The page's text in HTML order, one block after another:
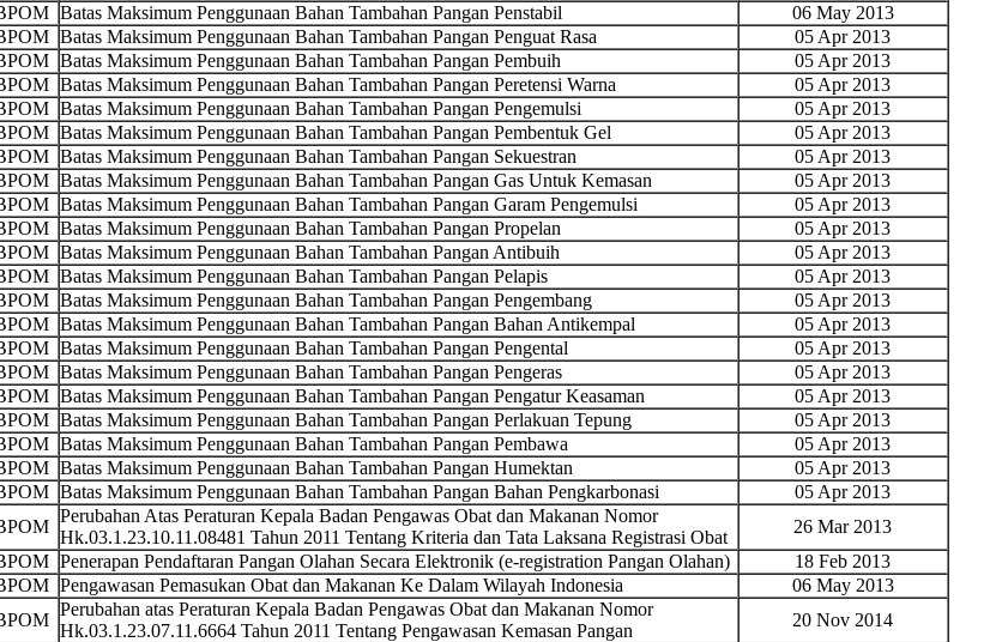
Batas Maksimum Penggunaan Bahan Tambahan Pangan Penstabil
06 May 2013
Batas Maksimum Penggunaan Bahan Tambahan Pangan Penguat Rasa
05 Apr 2013
Batas Maksimum Penggunaan Bahan Tambahan Pangan Pembuih
05 Apr 2013
Batas Maksimum Penggunaan Bahan Tambahan Pangan Peretensi Warna
05 Apr 2013
Batas Maksimum Penggunaan Bahan Tambahan Pangan Pengemulsi
05 Apr 2013
Batas Maksimum Penggunaan Bahan Tambahan Pangan Pembentuk Gel
05 Apr 2013
Batas Maksimum Penggunaan Bahan Tambahan Pangan Sekuestran
05 Apr 2013
Batas Maksimum Penggunaan Bahan Tambahan Pangan Gas Untuk Kemasan
05 Apr 2013
Batas Maksimum Penggunaan Bahan Tambahan Pangan Garam Pengemulsi
05 Apr 2013
Batas Maksimum Penggunaan Bahan Tambahan Pangan Propelan
05 Apr 2013
Batas Maksimum Penggunaan Bahan Tambahan Pangan Antibuih
05 Apr 2013
Batas Maksimum Penggunaan Bahan Tambahan Pangan Pelapis
05 Apr 2013
Batas Maksimum Penggunaan Bahan Tambahan Pangan Pengembang
05 Apr 2013
Batas Maksimum Penggunaan Bahan Tambahan Pangan Bahan Antikempal
05 Apr 2013
Batas Maksimum Penggunaan Bahan Tambahan Pangan Pengental
05 Apr 2013
Batas Maksimum Penggunaan Bahan Tambahan Pangan Pengeras
05 Apr 2013
Batas Maksimum Penggunaan Bahan Tambahan Pangan Pengatur Keasaman
05 Apr 2013
Batas Maksimum Penggunaan Bahan Tambahan Pangan Perlakuan Tepung
05 Apr 2013
Batas Maksimum Penggunaan Bahan Tambahan Pangan Pembawa
05 Apr 2013
Batas Maksimum Penggunaan Bahan Tambahan Pangan Humektan
05 Apr 2013
Batas Maksimum Penggunaan Bahan Tambahan Pangan Bahan Pengkarbonasi
05 Apr 2013
Perubahan Atas Peraturan Kepala Badan Pengawas Obat dan Makanan Nomor
Hk.03.1.23.10.11.08481 Tahun 2011 Tentang Kriteria dan Tata Laksana Registrasi Obat
26 Mar 2013
Penerapan Pendaftaran Pangan Olahan Secara Elektronik (e-registration Pangan Olahan)
18 Feb 2013
Pengawasan Pemasukan Obat dan Makanan Ke Dalam Wilayah Indonesia
06 May 2013
Perubahan atas Peraturan Kepala Badan Pengawas Obat dan Makanan Nomor
Hk.03.1.23.07.11.6664 Tahun 2011 Tentang Pengawasan Kemasan Pangan
20 Nov 2014